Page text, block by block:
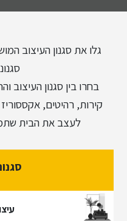
גלו את סגנון העיצוב
בחרו בין סגנון העיצוב
קירות, רהיטים,
לעצב את הבית